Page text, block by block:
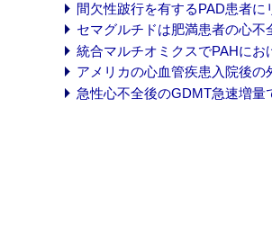
間欠性跛行を有するPAD患者
セマグルチドは肥満患者の心不
統合マルチオミクスでPAHにお
アメリカの心血管疾患入院後の
急性心不全後のGDMT急速増量